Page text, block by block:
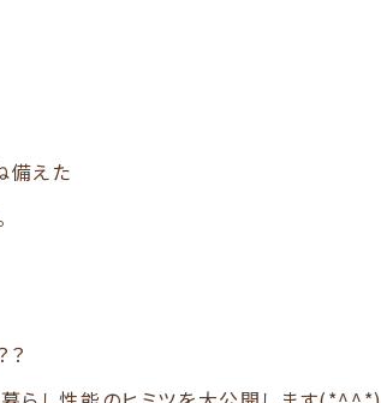
備えた
？